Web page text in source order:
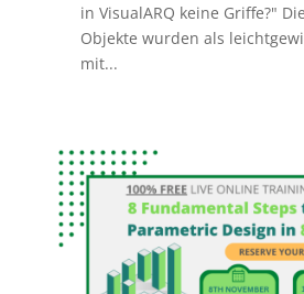
in VisualARQ keine Griffe?"
Objekte wurden als
mit...